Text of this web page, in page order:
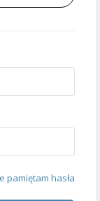
pamiętam hasła